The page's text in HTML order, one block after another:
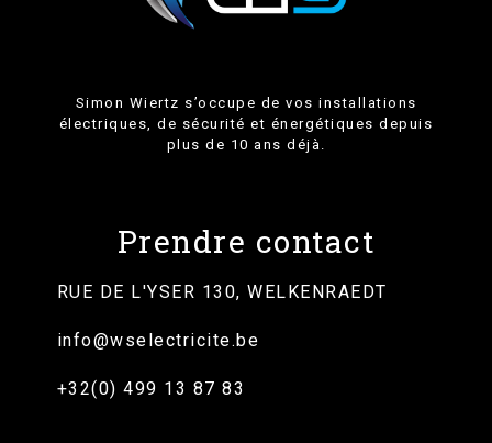
Simon Wiertz s’occupe de vos installations
électriques, de sécurité et énergétiques depuis
plus de 10 ans déjà.
Prendre contact
RUE DE L'YSER 130, WELKENRAEDT
info@wselectricite.be
+32(0) 499 13 87 83